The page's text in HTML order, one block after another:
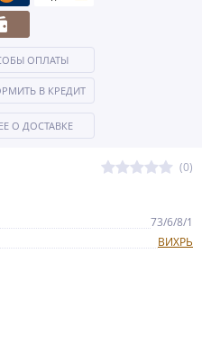
(0)
ОПЛАТЫ
В КРЕДИТ
О ДОСТАВКЕ
73/6/8/1
ВИХРЬ